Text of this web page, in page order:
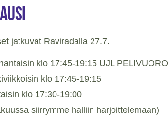
jatkuvat Raviradalla 27.7.
klo 17:45-19:15 UJL PELIVUORO
klo 17:45-19:15
klo 17:30-19:00
siirrymme halliin harjoittelemaan)